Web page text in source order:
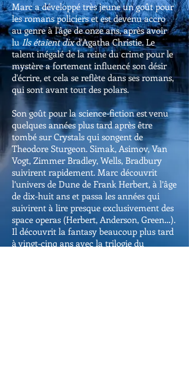
Marc a développé très jeune un goût pour
les romans policiers et est devenu accro
au genre à l'âge de onze ans, après avoir
luIls étaient dixd'Agatha Christie. Le
talent inégalé de la reine du crime pour le
mystère a fortement influencé son désir
d'écrire, et cela se reflète dans ses romans,
qui sont avant tout des polars.
Son goût pour la science-fiction est venu
quelques années plus tard après être
tombé sur Crystals qui songent de
Theodore Sturgeon. Simak, Asimov, Van
Vogt, Zimmer Bradley, Wells, Bradbury
suivirent rapidement. Marc découvrit
l’univers de Dune de Frank Herbert, à l’âge
de dix-huit ans et passa les années qui
suivirent à lire presque exclusivement des
space operas (Herbert, Anderson, Green…).
Il découvrit la fantasy beaucoup plus tard
à vingt-cinq ans avec la trilogie du